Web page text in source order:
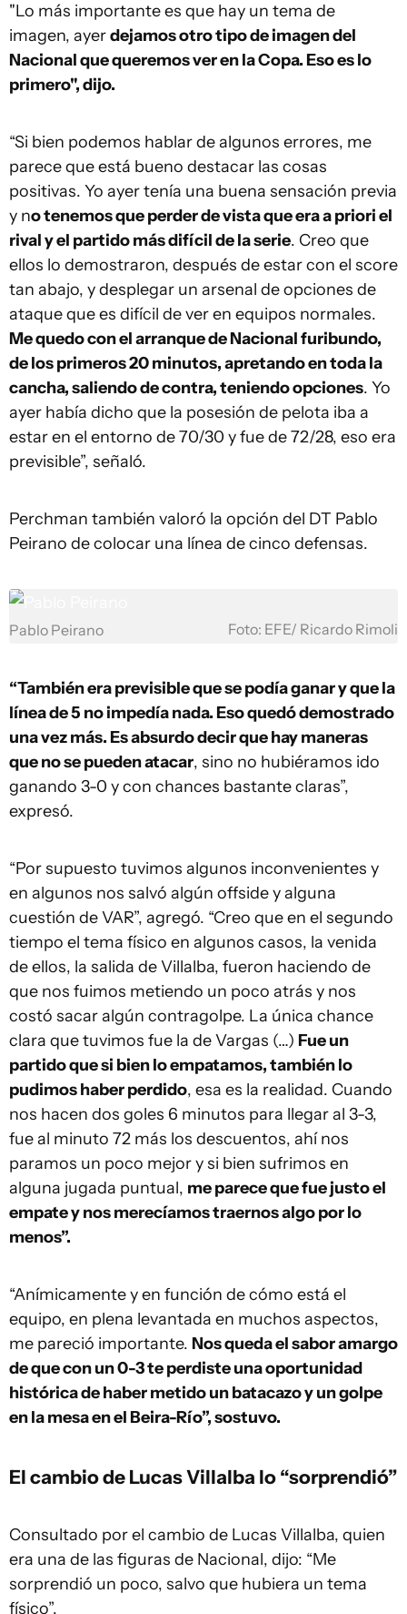
"Lo más importante es que hay un tema de
imagen, ayerdejamos otro tipo de imagen del
Nacional que queremos ver en la Copa. Eso es lo
primero", dijo.
“Si bien podemos hablar de algunos errores, me
parece que está bueno destacar las cosas
positivas. Yo ayer tenía una buena sensación previa
y no tenemos que perder de vista que era a priori el
rival y el partido más difícil de la serie. Creo que
ellos lo demostraron, después de estar con el score
tan abajo, y desplegar un arsenal de opciones de
ataque que es difícil de ver en equipos normales.
Me quedo con el arranque de Nacional furibundo,
de los primeros 20 minutos, apretando en toda la
cancha, saliendo de contra, teniendo opciones. Yo
ayer había dicho que la posesión de pelota iba a
estar en el entorno de 70/30 y fue de 72/28, eso era
previsible”, señaló.
Perchman también valoró la opción del DT Pablo
Peirano de colocar una línea de cinco defensas.
Pablo Peirano Foto: EFE/ Ricardo Rimoli
“También era previsible que se podía ganar y que la
línea de 5 no impedía nada. Eso quedó demostrado
una vez más. Es absurdo decir que hay maneras
que no se pueden atacar, sino no hubiéramos ido
ganando 3-0 y con chances bastante claras”,
expresó.
“Por supuesto tuvimos algunos inconvenientes y
en algunos nos salvó algún offside y alguna
cuestión de VAR”, agregó. “Creo que en el segundo
tiempo el tema físico en algunos casos, la venida
de ellos, la salida de Villalba, fueron haciendo de
que nos fuimos metiendo un poco atrás y nos
costó sacar algún contragolpe. La única chance
clara que tuvimos fue la de Vargas (…) Fue un
partido que si bien lo empatamos, también lo
pudimos haber perdido, esa es la realidad. Cuando
nos hacen dos goles 6 minutos para llegar al 3-3,
fue al minuto 72 más los descuentos, ahí nos
paramos un poco mejor y si bien sufrimos en
alguna jugada puntual, me parece que fue justo el
empate y nos merecíamos traernos algo por lo
menos”.
“Anímicamente y en función de cómo está el
equipo, en plena levantada en muchos aspectos,
me pareció importante. Nos queda el sabor amargo
de que con un 0-3 te perdiste una oportunidad
histórica de haber metido un batacazo y un golpe
en la mesa en el Beira-Río”, sostuvo.
El cambio de Lucas Villalba lo “sorprendió”
Consultado por el cambio de Lucas Villalba, quien
era una de las figuras de Nacional, dijo: “Me
sorprendió un poco, salvo que hubiera un tema
físico”.